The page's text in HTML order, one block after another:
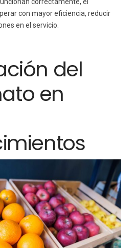
con mayor eficiencia, reducir
en el servicio.
del
en